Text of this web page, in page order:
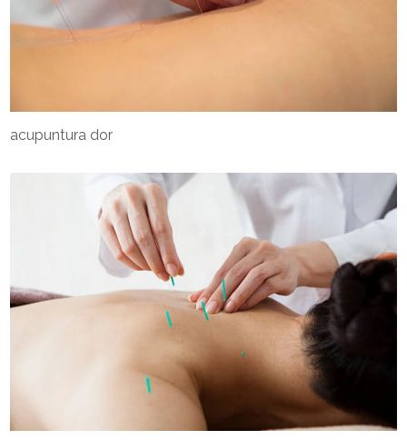
acupuntura dor